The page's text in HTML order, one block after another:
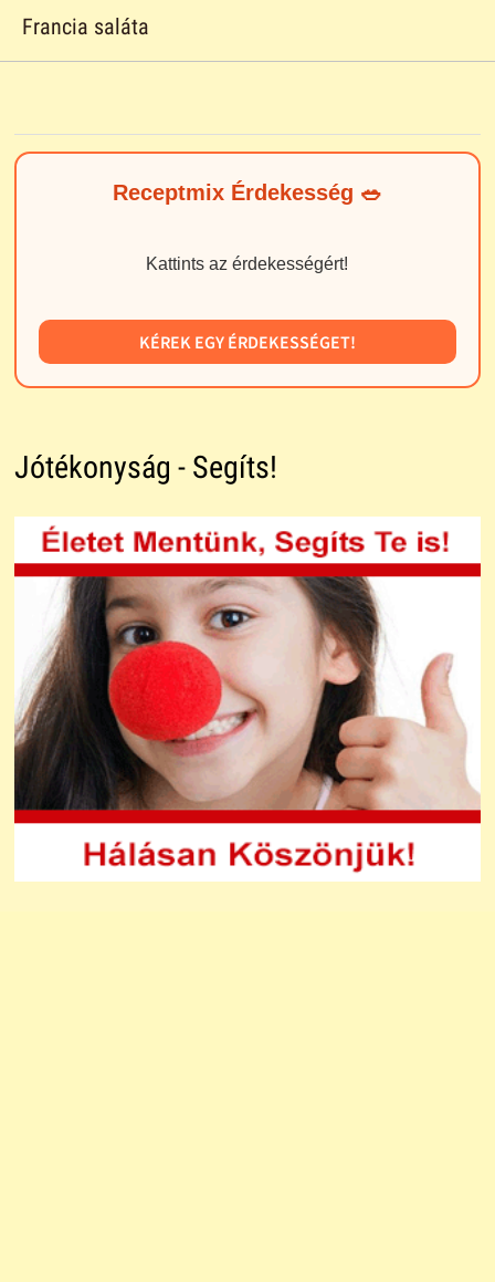
Francia saláta
Receptmix Érdekesség 🥗
Kattints az érdekességért!
KÉREK EGY ÉRDEKESSÉGET!
Jótékonyság - Segíts!